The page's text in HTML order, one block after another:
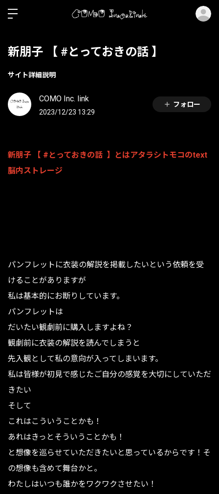
新朋子 【 #とっておきの話 】
サイト詳細説明
COMO Inc. link
2023/12/23 13:29
フォロー
新朋子 【 #とっておきの話 】とはアタラシトモコのtext
脳内ストレージ
パンフレットに衣装の解説を掲載したいという依頼を受
けることがありますが
私は基本的にお断りしています。
パンフレットは
だいたい観劇前に購入しますよね？
観劇前に衣装の解説を読んでしまうと
先入観として私の意向が入ってしまいます。
私は皆様が初見で感じたご自分の感覚を大切にしていただ
きたい
そして
これはこういうことかも！
あれはきっとそういうことかも！
と想像を巡らせていただきたいと思っているからです！そ
の想像も含めて舞台かと。
わたしはいつも誰かをワクワクさせたい！